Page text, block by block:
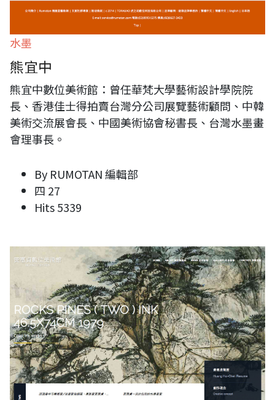
水墨
熊宜中
熊宜中數位美術館：曾任華梵大學藝術設計學院院
長、香港佳士得拍賣台灣分公司展覽藝術顧問、中韓
美術交流展會長、中國美術協會秘書長、台灣水墨畫
會理事長。
By RUMOTAN 編輯部
四 27
Hits5339